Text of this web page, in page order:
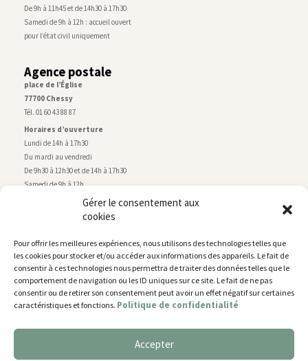
Gérer le consentement aux
cookies
Pour offrir les meilleures expériences, nous utilisons des technologies telles que
les cookies pour stocker et/ou accéder aux informations des appareils. Le fait de
consentir à ces technologies nous permettra de traiter des données telles que le
comportement de navigation ou les ID uniques sur ce site. Le fait de ne pas
consentir ou de retirer son consentement peut avoir un effet négatif sur certaines
caractéristiques et fonctions. Politique de confidentialité
Accepter
De 9h à 11h45 et de 14h30 à 17h30
Samedi de 9h à 12h : accueil ouvert
pour l’état civil uniquement
Agence postale
place de l’Église
77700 Chessy
Tél. 01 60 43 88 87
Horaires d’ouverture
Lundi de 14h à 17h30
Du mardi au vendredi
De 9h30 à 12h30 et de 14h à 17h30
Samedi de 9h à 12h
Service technique
rue de Montry–77700 Chessy
Tél. 01 60 43 52 63
Horaires d’ouverture
Lundi, mardi et jeudi
De 9h à 11h45 et de 14h30 à 17h30
Nous utilisons des cookies pour vous offrir la meilleure